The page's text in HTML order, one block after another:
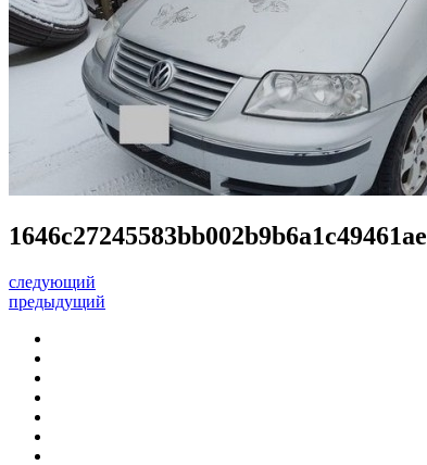
1646c27245583bb002b9b6a1c49461ae
следующий
предыдущий